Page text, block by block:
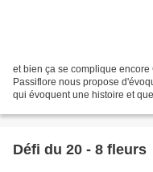
et bien ça se complique
Passiflore nous propose
qui évoquent une histoire et
Défi du 20 - 8 fleurs